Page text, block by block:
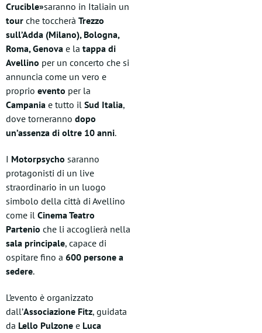
Crucible»saranno in Italiain un
tour che toccherà Trezzo
sull’Adda (Milano), Bologna,
Roma, Genova e la tappa di
Avellino per un concerto che si
annuncia come un vero e
proprio evento per la
Campania e tutto il Sud Italia,
dove torneranno dopo
un’assenza di oltre 10 anni.
I Motorpsycho saranno
protagonisti di un live
straordinario in un luogo
simbolo della città di Avellino
come il Cinema Teatro
Partenio che li accoglierà nella
sala principale, capace di
ospitare fino a 600 persone a
sedere.
L’evento è organizzato
dall’Associazione Fitz, guidata
da Lello Pulzone e Luca